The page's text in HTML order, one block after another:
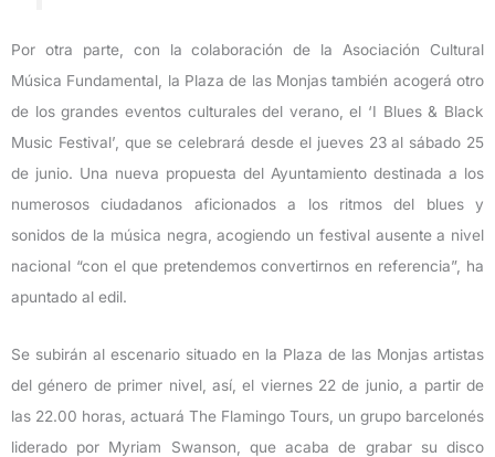
Por otra parte, con la colaboración de la Asociación Cultural
Música Fundamental, la Plaza de las Monjas también acogerá otro
de los grandes eventos culturales del verano, el ‘I Blues & Black
Music Festival’, que se celebrará desde el jueves 23 al sábado 25
de junio. Una nueva propuesta del Ayuntamiento destinada a los
numerosos ciudadanos aficionados a los ritmos del blues y
sonidos de la música negra, acogiendo un festival ausente a nivel
nacional “con el que pretendemos convertirnos en referencia”, ha
apuntado al edil.
Se subirán al escenario situado en la Plaza de las Monjas artistas
del género de primer nivel, así, el viernes 22 de junio, a partir de
las 22.00 horas, actuará The Flamingo Tours, un grupo barcelonés
liderado por Myriam Swanson, que acaba de grabar su disco